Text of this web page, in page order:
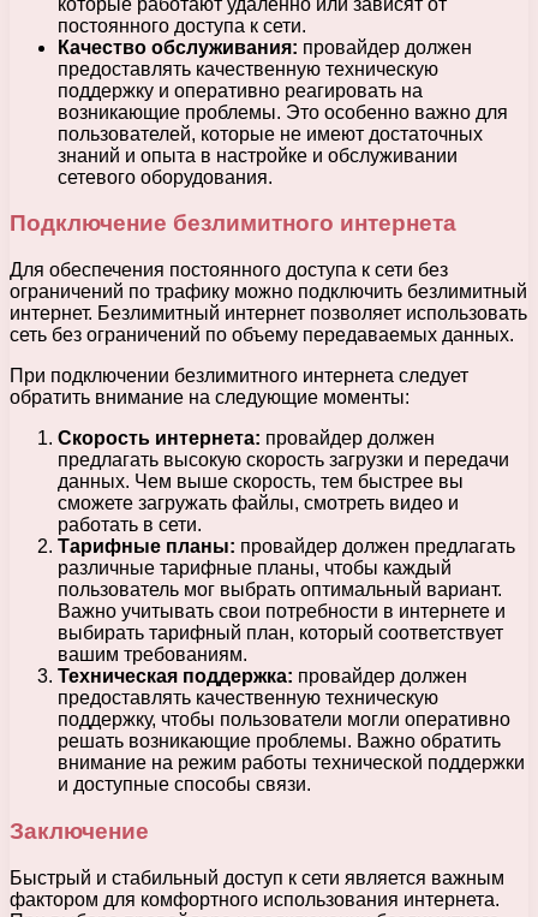
постоянного доступа к сети.
Качество обслуживания: провайдер должен
предоставлять качественную техническую
поддержку и оперативно реагировать на
возникающие проблемы. Это особенно важно для
пользователей, которые не имеют достаточных
знаний и опыта в настройке и обслуживании
сетевого оборудования.
Подключение безлимитного интернета
Для обеспечения постоянного доступа к сети без
ограничений по трафику можно подключить безлимитный
интернет. Безлимитный интернет позволяет использовать
сеть без ограничений по объему передаваемых данных.
При подключении безлимитного интернета следует
обратить внимание на следующие моменты:
Скорость интернета: провайдер должен
предлагать высокую скорость загрузки и передачи
данных. Чем выше скорость, тем быстрее вы
сможете загружать файлы, смотреть видео и
работать в сети.
Тарифные планы: провайдер должен предлагать
различные тарифные планы, чтобы каждый
пользователь мог выбрать оптимальный вариант.
Важно учитывать свои потребности в интернете и
выбирать тарифный план, который соответствует
вашим требованиям.
Техническая поддержка: провайдер должен
предоставлять качественную техническую
поддержку, чтобы пользователи могли оперативно
решать возникающие проблемы. Важно обратить
внимание на режим работы технической поддержки
и доступные способы связи.
Заключение
Быстрый и стабильный доступ к сети является важным
фактором для комфортного использования интернета.